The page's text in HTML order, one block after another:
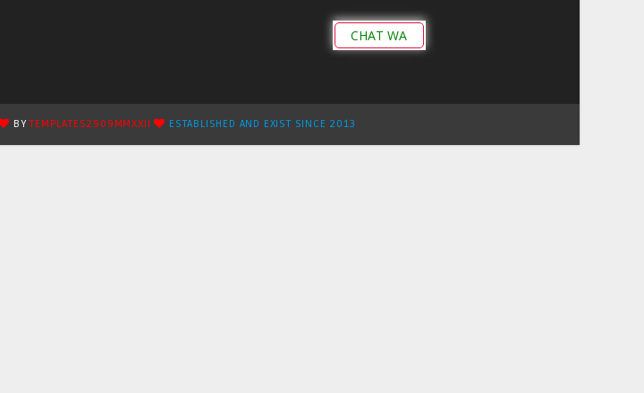
CHAT WA
BYTEMPLATES2909MMXXII ESTABLISHED AND EXIST SINCE 2013